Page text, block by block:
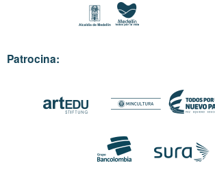
Patrocina: